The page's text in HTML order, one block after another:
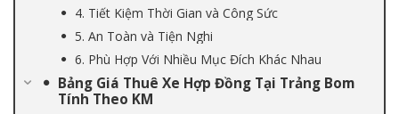
4. Tiết Kiệm Thời Gian và Công Sức
5. An Toàn và Tiện Nghi
6. Phù Hợp Với Nhiều Mục Đích Khác Nhau
Bảng Giá Thuê Xe Hợp Đồng Tại Trảng Bom
Tính Theo KM